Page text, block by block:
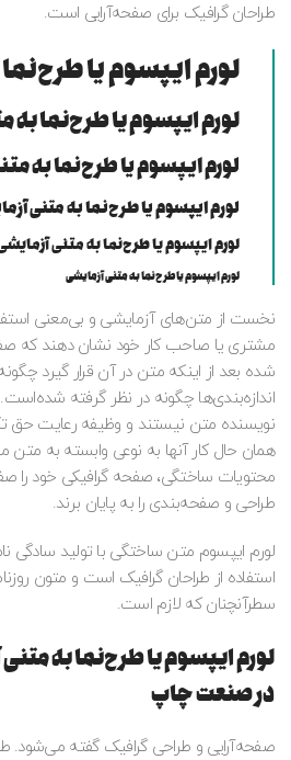
طراحان گرافیک برای صفحه‌آرایی است.
لورم ایپسوم یا
لورم ایپسوم یا طرح‌نما به
لورم ایپسوم یا طرح‌نما به
لورم ایپسوم یا طرح‌نما به متنی
لورم ایپسوم یا طرح‌نما به متنی
لورم ایپسوم یا طرح‌نما به متنی آزمایشی
نخست از متن‌های آزمایشی و بی‌معنی
مشتری یا صاحب کار خود نشان دهند که
شده بعد از اینکه متن در آن قرار گیرد
اندازه‌بندی‌ها چگونه در نظر گرفته شده‌است.
نویسنده متن نیستند و وظیفه رعایت حق
همان حال کار آنها به نوعی وابسته به متن
محتویات ساختگی، صفحه گرافیکی خود را
طراحی و صفحه‌بندی را به پایان برند.
لورم ایپسوم متن ساختگی با تولید سادگی
استفاده از طراحان گرافیک است و متون
سطرآنچنان که لازم است.
لورم ایپسوم یا طرح‌نما به
در صنعت چاپ
صفحه‌آرایی و طراحی گرافیک گفته می‌شود.